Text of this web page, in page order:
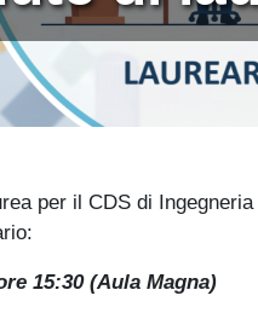
per il CDS di
15:30 (Aula Magna)